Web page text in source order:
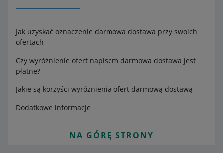
Jak uzyskać oznaczenie darmowa dostawa przy swoich
ofertach
Czy wyróżnienie ofert napisem darmowa dostawa jest
płatne?
Jakie są korzyści wyróżnienia ofert darmową dostawą
Dodatkowe informacje
NA GÓRĘ STRONY